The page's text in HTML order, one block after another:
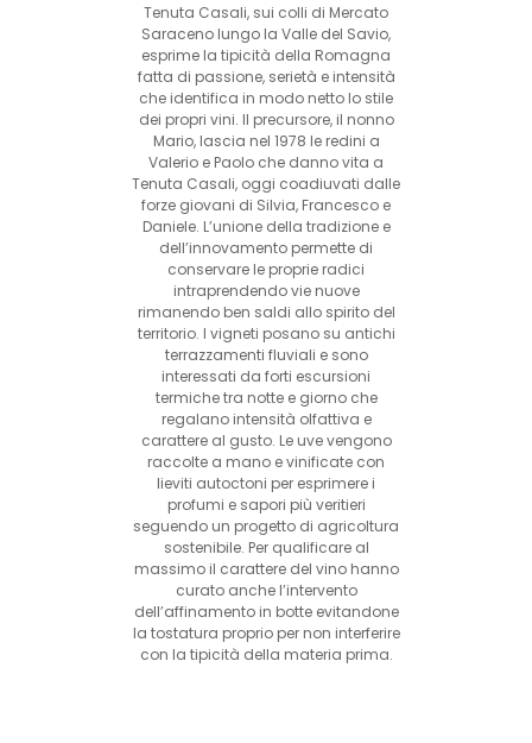
Tenuta Casali, sui colli di Mercato
Saraceno lungo la Valle del Savio,
esprime la tipicità della Romagna
fatta di passione, serietà e intensità
che identifica in modo netto lo stile
dei propri vini. Il precursore, il nonno
Mario, lascia nel 1978 le redini a
Valerio e Paolo che danno vita a
Tenuta Casali, oggi coadiuvati dalle
forze giovani di Silvia, Francesco e
Daniele. L’unione della tradizione e
dell’innovamento permette di
conservare le proprie radici
intraprendendo vie nuove
rimanendo ben saldi allo spirito del
territorio. I vigneti posano su antichi
terrazzamenti fluviali e sono
interessati da forti escursioni
termiche tra notte e giorno che
regalano intensità olfattiva e
carattere al gusto. Le uve vengono
raccolte a mano e vinificate con
lieviti autoctoni per esprimere i
profumi e sapori più veritieri
seguendo un progetto di agricoltura
sostenibile. Per qualificare al
massimo il carattere del vino hanno
curato anche l’intervento
dell’affinamento in botte evitandone
la tostatura proprio per non interferire
con la tipicità della materia prima.